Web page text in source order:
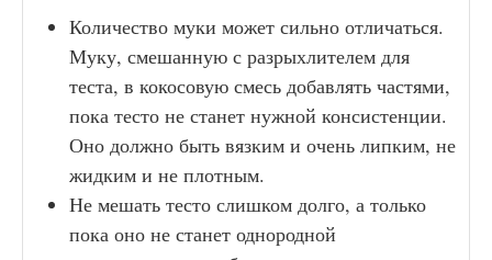
Количество муки может сильно отличаться.
Муку, смешанную с разрыхлителем для
теста, в кокосовую смесь добавлять частями,
пока тесто не станет нужной консистенции.
Оно должно быть вязким и очень липким, не
жидким и не плотным.
Не мешать тесто слишком долго, а только
пока оно не станет однородной